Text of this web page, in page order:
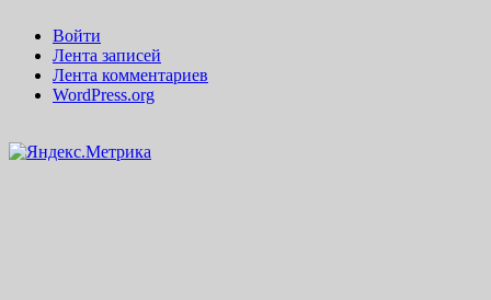
Войти
Лента записей
Лента комментариев
WordPress.org